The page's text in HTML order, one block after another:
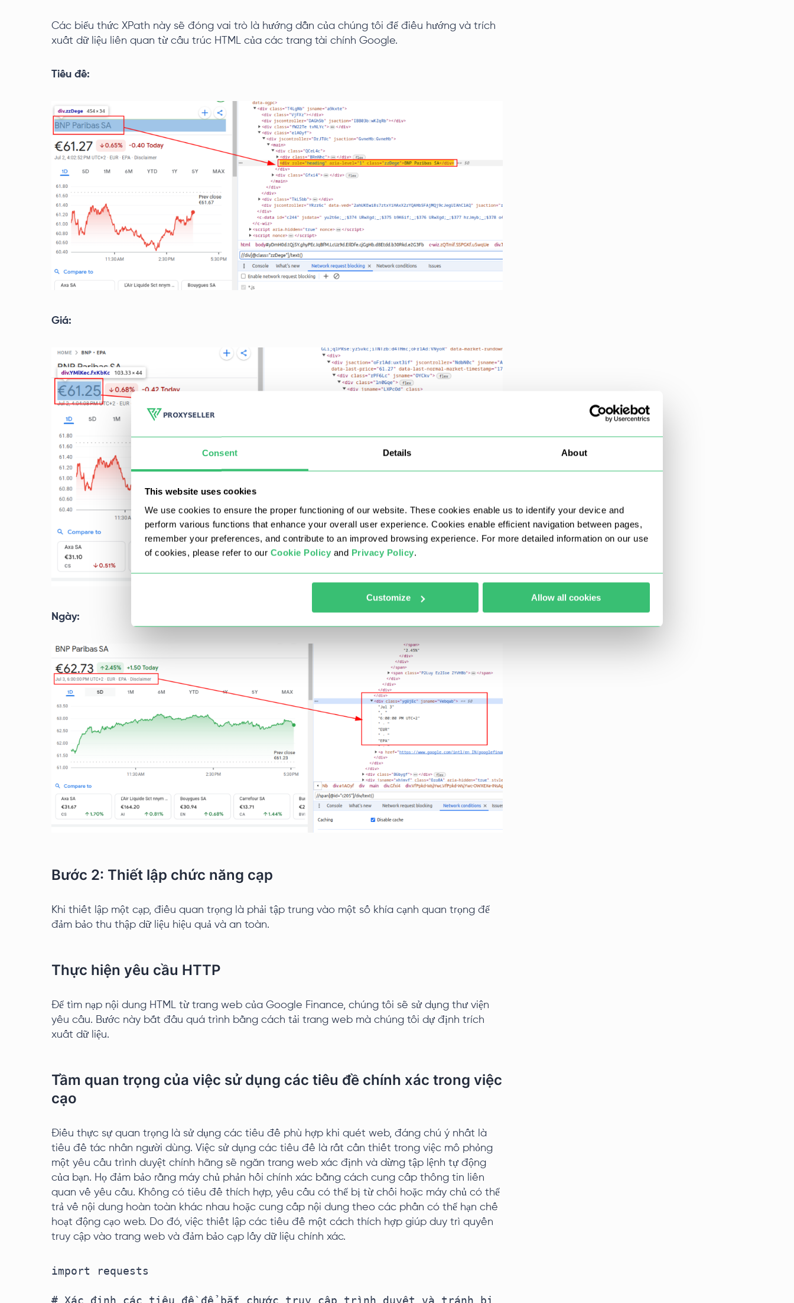
Consent Details About
This website uses cookies
We use cookies to ensure the proper functioning of our website. These cookies enable us to identify your device and
perform various functions that enhance your overall user experience. Cookies enable efficient navigation between pages,
remember your preferences, and contribute to an improved browsing experience. For more detailed information on our use
of cookies, please refer to our Cookie Policy and Privacy Policy.
Customize Allow all cookies
Các biểu thức XPath này sẽ đóng vai trò là hướng dẫn của chúng tôi để điều hướng và trích
xuất dữ liệu liên quan từ cấu trúc HTML của các trang tài chính Google.
Tiêu đề:
Giá:
Ngày:
Bước 2: Thiết lập chức năng cạp
Khi thiết lập một cạp, điều quan trọng là phải tập trung vào một số khía cạnh quan trọng để
đảm bảo thu thập dữ liệu hiệu quả và an toàn.
Thực hiện yêu cầu HTTP
Để tìm nạp nội dung HTML từ trang web của Google Finance, chúng tôi sẽ sử dụng thư viện
yêu cầu. Bước này bắt đầu quá trình bằng cách tải trang web mà chúng tôi dự định trích
xuất dữ liệu.
Tầm quan trọng của việc sử dụng các tiêu đề chính xác trong việc
cạo
Điều thực sự quan trọng là sử dụng các tiêu đề phù hợp khi quét web, đáng chú ý nhất là
tiêu đề tác nhân người dùng. Việc sử dụng các tiêu đề là rất cần thiết trong việc mô phỏng
một yêu cầu trình duyệt chính hãng sẽ ngăn trang web xác định và dừng tập lệnh tự động
của bạn. Họ đảm bảo rằng máy chủ phản hồi chính xác bằng cách cung cấp thông tin liên
quan về yêu cầu. Không có tiêu đề thích hợp, yêu cầu có thể bị từ chối hoặc máy chủ có thể
trả về nội dung hoàn toàn khác nhau hoặc cung cấp nội dung theo các phần có thể hạn chế
hoạt động cạo web. Do đó, việc thiết lập các tiêu đề một cách thích hợp giúp duy trì quyền
truy cập vào trang web và đảm bảo cạp lấy dữ liệu chính xác.
import requests